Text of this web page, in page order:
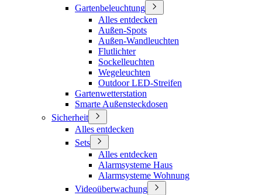
Gartenbeleuchtung
Alles entdecken
Außen-Spots
Außen-Wandleuchten
Flutlichter
Sockelleuchten
Wegeleuchten
Outdoor LED-Streifen
Gartenwetterstation
Smarte Außensteckdosen
Sicherheit
Alles entdecken
Sets
Alles entdecken
Alarmsysteme Haus
Alarmsysteme Wohnung
Videoüberwachung